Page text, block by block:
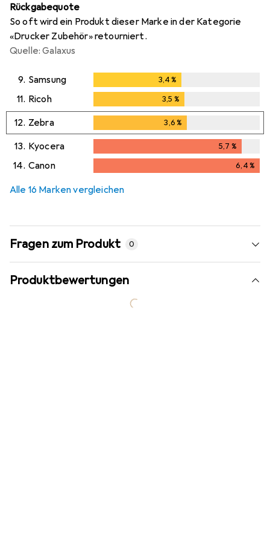
Rückgabequote
So oft wird ein Produkt dieser Marke in der Kategorie
«Drucker Zubehör» retourniert.
Quelle: Galaxus
9. Samsung 3,4%
11. Ricoh 3,5 %
12. Zebra 3,6%
13. Kyocera 5,7 %
5,7%
14. Canon 6,4%
Alle 16 Marken vergleichen
Fragen zum Produkt 0
Produktbewertungen